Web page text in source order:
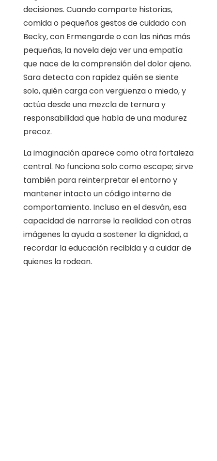
decisiones. Cuando comparte historias,
comida o pequeños gestos de cuidado con
Becky, con Ermengarde o con las niñas más
pequeñas, la novela deja ver una empatía
que nace de la comprensión del dolor ajeno.
Sara detecta con rapidez quién se siente
solo, quién carga con vergüenza o miedo, y
actúa desde una mezcla de ternura y
responsabilidad que habla de una madurez
precoz.
La imaginación aparece como otra fortaleza
central. No funciona solo como escape; sirve
también para reinterpretar el entorno y
mantener intacto un código interno de
comportamiento. Incluso en el desván, esa
capacidad de narrarse la realidad con otras
imágenes la ayuda a sostener la dignidad, a
recordar la educación recibida y a cuidar de
quienes la rodean.